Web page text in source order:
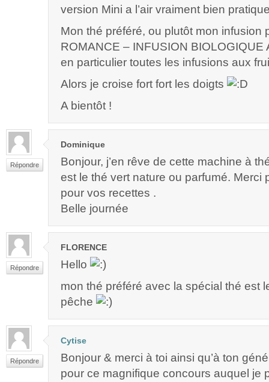
version Mini a l’air vraiment bien
Mon thé préféré, ou plutôt mon infusion
ROMANCE – INFUSION BIOLOGIQUE
en particulier toutes les infusions aux
Alors je croise fort fort les doigts
A bientôt !
Répondre
Dominique
Bonjour, j’en rêve de cette machine à
est le thé vert nature ou parfumé. Merci
pour vos recettes .
Belle journée
Répondre
FLORENCE
Hello
mon thé préféré avec la spécial thé est
pêche
Répondre
Cytise
Bonjour & merci à toi ainsi qu’à ton
pour ce magnifique concours auquel je